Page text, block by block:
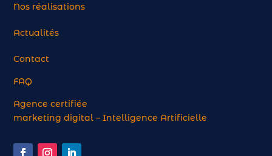
Nos réalisations
Actualités
Contact
FAQ
Agence certifiée
marketing digital – Intelligence Artificielle